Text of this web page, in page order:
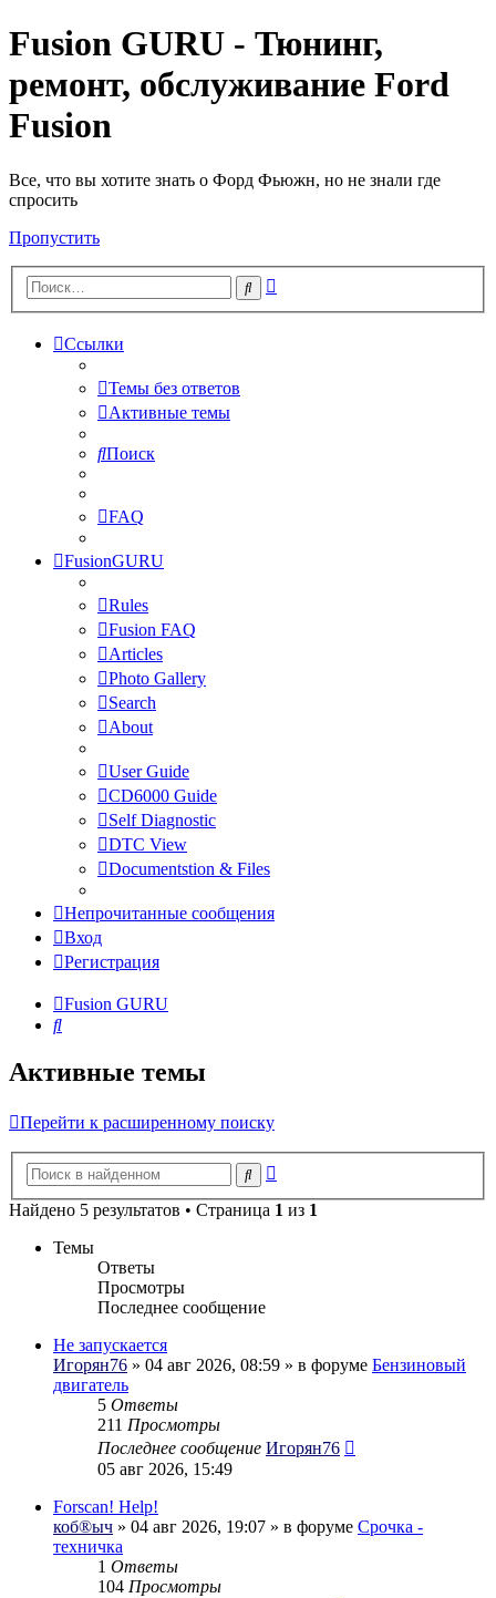
Fusion GURU - Тюнинг,
ремонт, обслуживание Ford
Fusion
Все, что вы хотите знать о Форд Фьюжн, но не знали где
спросить
Пропустить
Поиск
Ссылки
Темы без ответов
Активные темы
Поиск
FAQ
FusionGURU
Rules
Fusion FAQ
Articles
Photo Gallery
Search
About
User Guide
CD6000 Guide
Self Diagnostic
DTC View
Documentstion & Files
Непрочитанные сообщения
Вход
Регистрация
Fusion GURU
Поиск
Активные темы
Перейти к расширенному поиску
Поиск
Найдено 5 результатов • Страница 1 из 1
Темы
Ответы
Просмотры
Последнее сообщение
Не запускается
Игорян76 » 04 авг 2026, 08:59 » в форуме Бензиновый
двигатель
5 Ответы
211 Просмотры
Последнее сообщение Игорян76
05 авг 2026, 15:49
Forscan! Help!
коб®ыч » 04 авг 2026, 19:07 » в форуме Срочка -
техничка
1 Ответы
104 Просмотры